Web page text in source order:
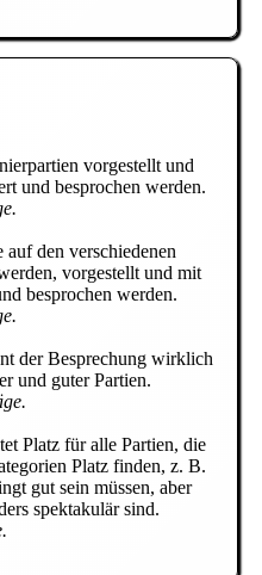
vorgestellt und
und besprochen werden.
den verschiedenen
vorgestellt und mit
besprochen werden.
der Besprechung wirklich
und guter Partien.
Platz für alle Partien, die
Platz finden, z. B.
gut sein müssen, aber
spektakulär sind.